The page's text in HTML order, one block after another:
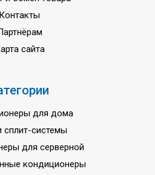
Контакты
сайта
для дома
сплит-системы
для серверной
кондиционеры